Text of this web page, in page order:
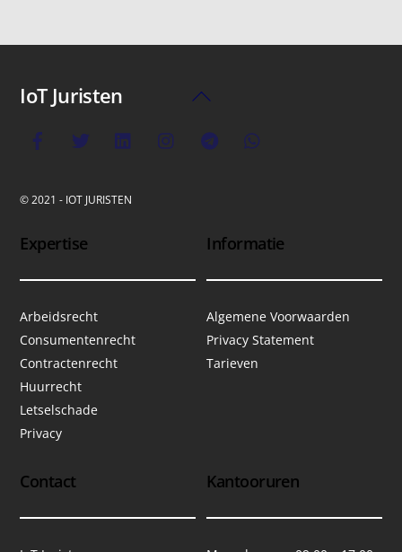
Back
Top
IoT Juristen
© 2021 - IOT JURISTEN
Expertise
Arbeidsrecht
Consumentenrecht
Contractenrecht
Huurrecht
Letselschade
Privacy
Informatie
Algemene Voorwaarden
Privacy Statement
Tarieven
Contact Kantooruren